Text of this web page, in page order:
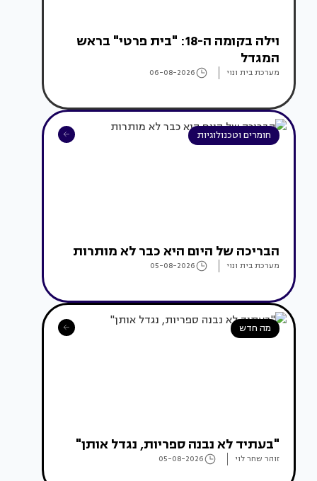
וילה בקומה ה-18: "בית פרטי" בראש
המגדל
מערכת בית ונוי 06-08-2026
חומרים וטכנולוגיות
הבריכה של היום היא כבר לא מותרות
מערכת בית ונוי 05-08-2026
מה חדש
"בעתיד לא נבנה ספריות, נגדל אותן"
זוהר שחר לוי 05-08-2026